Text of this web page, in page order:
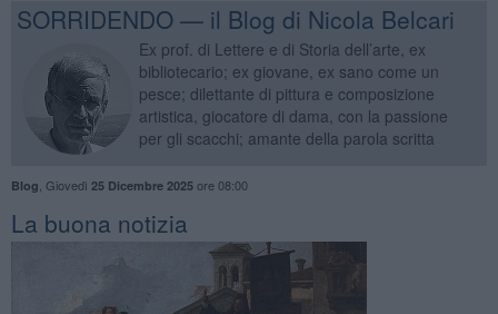
SORRIDENDO — il Blog di Nicola Belcari
Ex prof. di Lettere e di Storia dell’arte, ex
bibliotecario; ex giovane, ex sano come un
pesce; dilettante di pittura e composizione
artistica, giocatore di dama, con la passione
per gli scacchi; amante della parola scritta
Blog Giovedì 25 Dicembre 2025ore 08:00
La buona notizia